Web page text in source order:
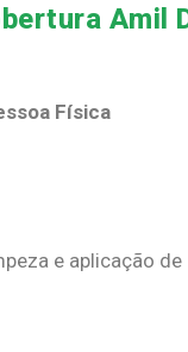
Amil
Física
Física
e aplicação de